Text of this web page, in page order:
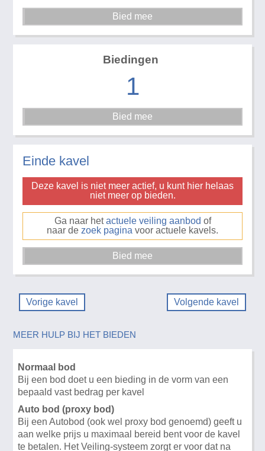
Biedingen
1
Einde kavel
Deze kavel is niet meer actief, u kunt hier helaas
niet meer op bieden.
Ga naar hetactuele veiling aanbod of
naar de zoek pagina voor actuele kavels.
Vorige kavel Volgende kavel
MEER HULP BIJ HET BIEDEN
Normaal bod
Bij een bod doet u een bieding in de vorm van een
bepaald vast bedrag per kavel
Auto bod (proxy bod)
Bij een Autobod (ook wel proxy bod genoemd) geeft u
aan welke prijs u maximaal bereid bent voor de kavel
te betalen. Het Veiling-systeem zorgt er voor dat na